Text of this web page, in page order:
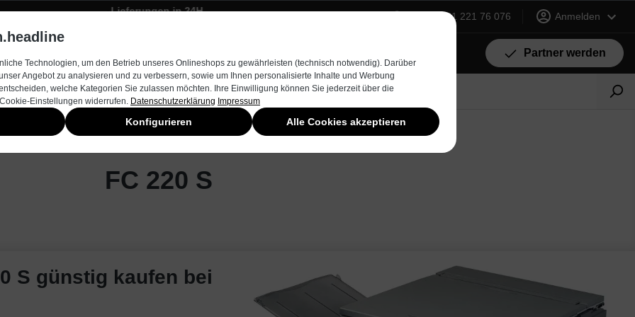
Lieferungen in 24H +49 (0) 231 221 76 076 Anmelden
Partner werden
FC 220 S
S günstig kaufen bei
Technologien, um den Betrieb unseres Onlineshops zu gewährleisten (technisch notwendig). Darüber
Angebot zu analysieren und zu verbessern, sowie um Ihnen personalisierte Inhalte und Werbung
welche Kategorien Sie zulassen möchten. Ihre Einwilligung können Sie jederzeit über die
Einstellungen widerrufen. Datenschutzerklärung Impressum
Konfigurieren Alle Cookies akzeptieren